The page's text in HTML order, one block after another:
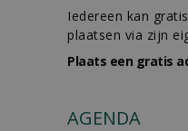
Iedereen kan
plaatsen via zijn
Plaats een gratis
AGENDA